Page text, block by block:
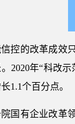
信控的改革成效
2020年“科改
1.1个百分点。
院国有企业改革